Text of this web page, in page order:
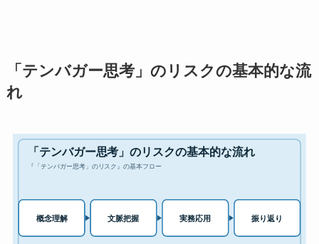
「テンバガー思考」のリスクの基本的な流
れ